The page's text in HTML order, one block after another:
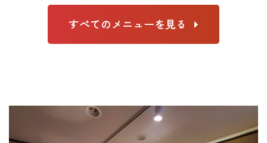
すべてのメニューを見る